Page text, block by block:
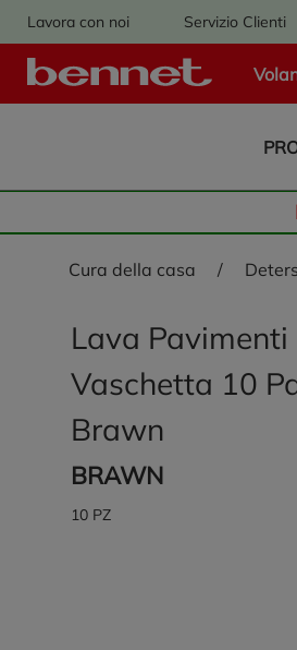
Lavora con noi Servizio Clienti
Logo Bennet - Torna
cura della casa /
Lava Pavimenti
Vaschetta 10
Brawn
BRAWN
10 PZ